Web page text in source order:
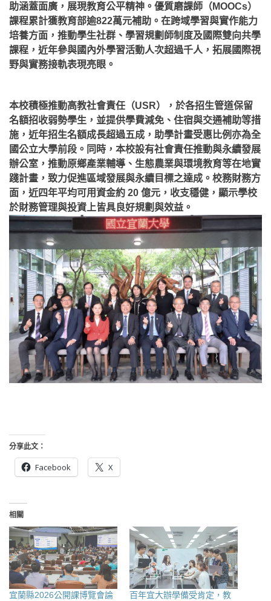
助涵蓋面廣，展現教育公平精神。優質磨課師（MOOCs）
課程累計獲教育部逾822萬元補助。在跨域學習與實作能力
培養方面，推動學生社群、學習規劃師制度及國際雙向共學
課程，近年參與國內外學習活動人次超過千人，拓展國際視
野與實務接軌表現亮眼。
本校積極推動高教社會責任（USR），於各招生管道保留
名額招收弱勢學生，並提供學費減免、住宿與交通補助等措
施，近年招生名額成長超過五成，助學計畫受惠比例亦為全
國公立大學前段。同時，本校設有社會責任推動與永續發展
辦公室，推動原鄉產業輔導、生態農業與環境教育等在地實
踐計畫，致力促進區域發展與永續目標之達成。校務財務方
面，近四年平均可用資金約 20 億元，收支穩健，顯示學校
於財務管理與投資上皆具良好規劃與效益。
分享此文：
Facebook X
相關
宜蘭縣2026公開課博覽會論
百年宜大辦學備受肯定，教